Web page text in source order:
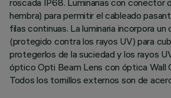
roscada IP68. Luminarias con conector
hembra) para permitir el cableado
filas continuas. La luminaria incorpora
(protegido contra los rayos UV) para
protegerlos de la suciedad y los rayos
óptico Opti Beam Lens con óptica Wall
Todos los tornillos externos son de